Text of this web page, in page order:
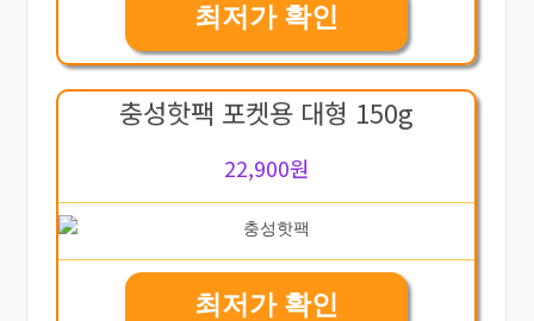
최저가 확인
충성핫팩 포켓용 대형 150g
22,900원
최저가 확인